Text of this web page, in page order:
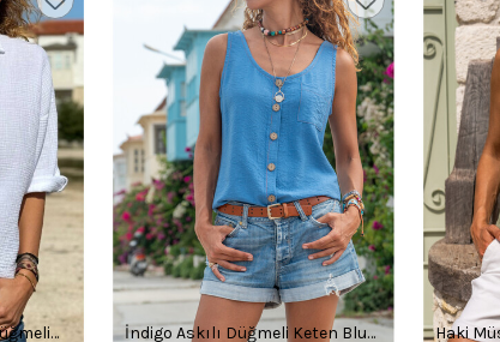
İndigo Askılı Düğmeli Keten Bluz
Haki